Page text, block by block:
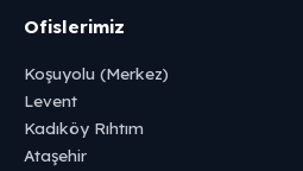
Ofislerimiz
Koşuyolu (Merkez)
Levent
Kadıköy Rıhtım
Ataşehir